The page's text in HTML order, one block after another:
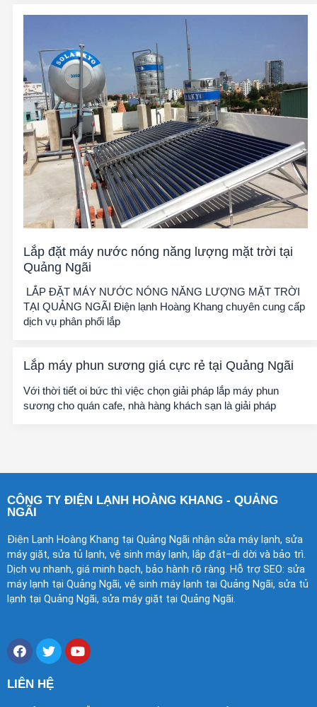
Lắp đặt máy nước nóng năng lượng mặt trời tại
Quảng Ngãi
LẮP ĐẶT MÁY NƯỚC NÓNG NĂNG LƯỢNG MẶT TRỜI
TẠI QUẢNG NGÃI Điện lạnh Hoàng Khang chuyên cung cấp
dịch vụ phân phối lắp
Lắp máy phun sương giá cực rẻ tại Quảng Ngãi
Với thời tiết oi bức thì việc chọn giải pháp lắp máy phun
sương cho quán cafe, nhà hàng khách sạn là giải pháp
CÔNG TY ĐIỆN LẠNH HOÀNG KHANG - QUẢNG
NGÃI
Điện Lạnh Hoàng Khang tại Quảng Ngãi nhận sửa máy lạnh, sửa
máy giặt, sửa tủ lạnh, vệ sinh máy lạnh, lắp đặt–di dời và bảo trì.
Dịch vụ nhanh, giá minh bạch, bảo hành rõ ràng. Hỗ trợ SEO: sửa
máy lạnh tại Quảng Ngãi, vệ sinh máy lạnh tại Quảng Ngãi, sửa tủ
lạnh tại Quảng Ngãi, sửa máy giặt tại Quảng Ngãi.
F
a
e
T
w
t
Y
o
LIÊN HỆ